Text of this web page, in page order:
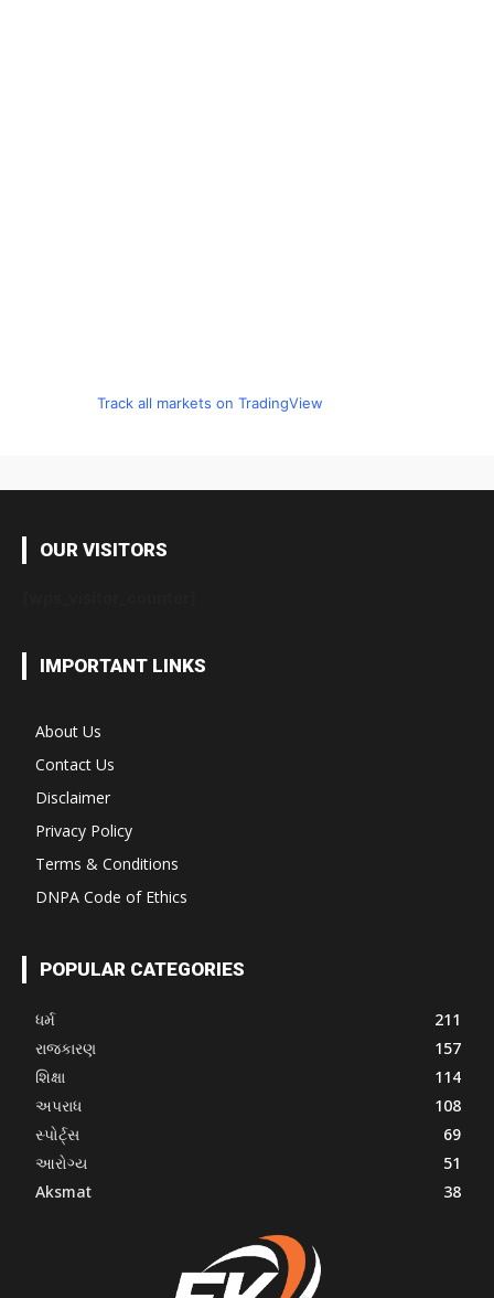
Track all markets on TradingView
OUR VISITORS
IMPORTANT LINKS
About Us
Contact Us
Disclaimer
Privacy Policy
Terms & Conditions
DNPA Code of Ethics
POPULAR CATEGORIES
ધર્મ
211
રાજકારણ
157
શિક્ષા
114
અપરાધ
108
સ્પોર્ટ્સ
69
આરોગ્ય
51
Aksmat
38